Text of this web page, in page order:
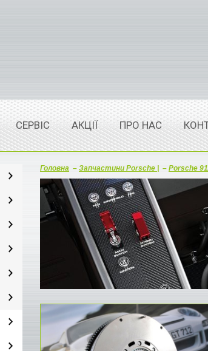
СЕРВІС АКЦІЇ ПРО НАС
Головна – Запчастини Porsche | – Porsche